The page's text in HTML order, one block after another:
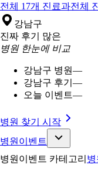
전체 17개 진료과전체
강남구
진짜 후기 많은
병원 한눈에 비교
강남구 병원—
강남구 후기 —
오늘 이벤트—
병원 찾기 시작
병원이벤트
병원이벤트 카테고리